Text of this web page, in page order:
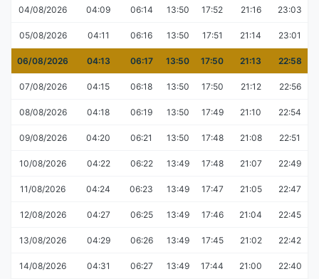
04/08/2026 04:09 06:14 13:50 17:52 21:16 23:03
05/08/2026 04:11 06:16 13:50 17:51 21:14 23:01
06/08/2026 04:13 06:17 13:50 17:50 21:13 22:58
07/08/2026 04:15 06:18 13:50 17:50 21:12 22:56
08/08/2026 04:18 06:19 13:50 17:49 21:10 22:54
09/08/2026 04:20 06:21 13:50 17:48 21:08 22:51
10/08/2026 04:22 06:22 13:49 17:48 21:07 22:49
11/08/2026 04:24 06:23 13:49 17:47 21:05 22:47
12/08/2026 04:27 06:25 13:49 17:46 21:04 22:45
13/08/2026 04:29 06:26 13:49 17:45 21:02 22:42
14/08/2026 04:31 06:27 13:49 17:44 21:00 22:40